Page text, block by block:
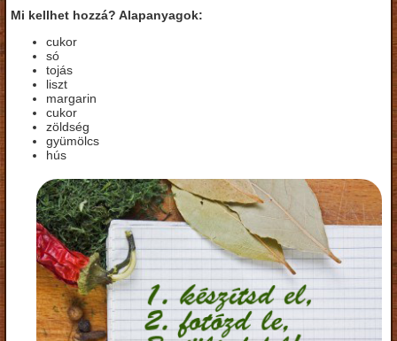
Mi kellhet hozzá? Alapanyagok:
cukor
só
tojás
liszt
margarin
cukor
zöldség
gyümölcs
hús